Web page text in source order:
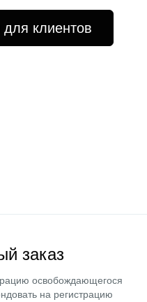
клиентов
заказ
освобождающегося
на регистрацию